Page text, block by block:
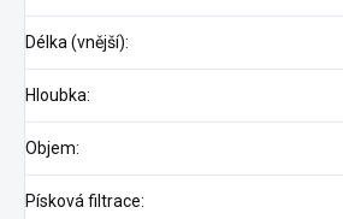
Délka (vnější):
Hloubka:
Objem:
Písková filtrace: